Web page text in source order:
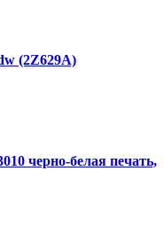
(2Z629A)
черно-белая печать,